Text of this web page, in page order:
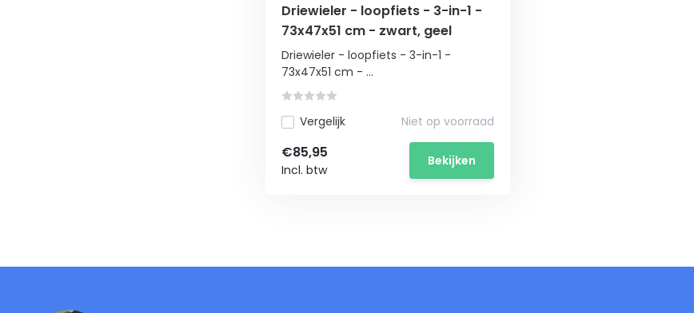
Driewieler - loopfiets - 3-in-1 -
73x47x51 cm - zwart, geel
Driewieler - loopfiets - 3-in-1 -
73x47x51 cm - ...
Vergelijk Niet op voorraad
€85,95
Incl. btw
Bekijken